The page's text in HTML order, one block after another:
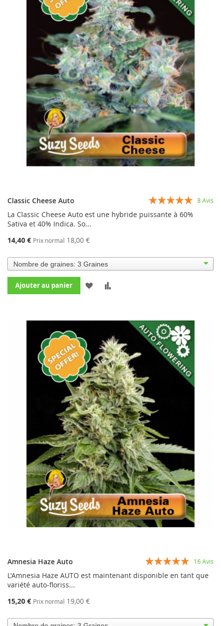
Classic Cheese Auto
Évaluation:
98%
8Avis
La Classic Cheese Auto est une hybride puissante à 60%
Sativa et 40% Indica. So...
14,40 € Prix normal 18,00 €
Ajouter au panier
AJOUTER
MA
LISTE
D’ENVIE
COMPARATEUR
Amnesia Haze Auto
Évaluation:
94%
16Avis
L'Amnesia Haze AUTO est maintenant disponible en tant que
variété auto-floriss...
15,20 € Prix normal 19,00 €